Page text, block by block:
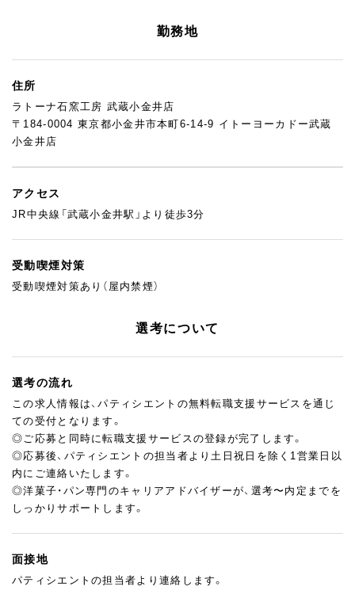
主力商品である『ありあけハーバーシリーズ』は、年間2,200万個
以上を販売。横浜の銘菓として成長を上回り、15年で売上高5倍を
達成しました。
勤務地
住所
ラトーナ石窯工房 武蔵小金井店
〒184-0004 東京都小金井市本町6-14-9 イトーヨーカドー武蔵
小金井店
アクセス
JR中央線「武蔵小金井駅」より徒歩3分
受動喫煙対策
受動喫煙対策あり（屋内禁煙）
選考について
選考の流れ
この求人情報は、パティシエントの無料転職支援サービスを通じ
ての受付となります。
◎ご応募と同時に転職支援サービスの登録が完了します。
◎応募後、パティシエントの担当者より土日祝日を除く1営業日以
内にご連絡いたします。
◎洋菓子・パン専門のキャリアアドバイザーが、選考〜内定までを
しっかりサポートします。
面接地
パティシエントの担当者より連絡します。